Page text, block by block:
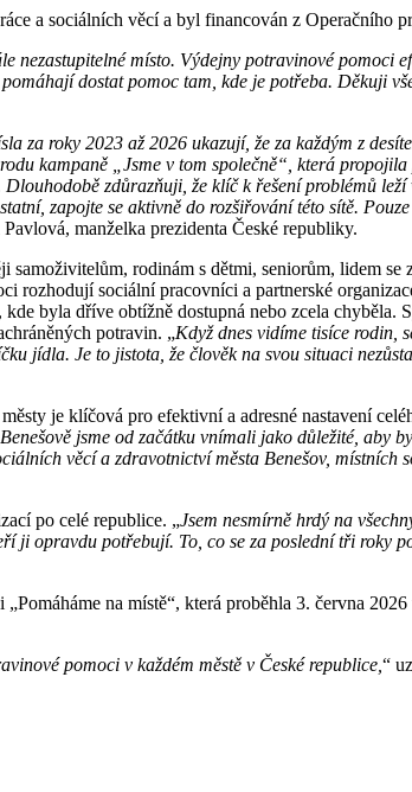
a sociálních věcí a byl financován z Operačního
nezastupitelné místo. Výdejny potravinové
dostat pomoc tam, kde je potřeba. Děkuji
za roky 2023 až 2026 ukazují, že za každým z
kampaně „Jsme v tom společně“, která
zdůrazňuji, že klíč k řešení problémů
zapojte se aktivně do rozšiřování této sítě.
manželka prezidenta České republiky.
rodinám s dětmi, seniorům, lidem
sociální pracovníci a partnerské
byla dříve obtížně dostupná nebo zcela chyběla.
potravin. „Když dnes vidíme tisíce rodin,
jídla. Je to jistota, že člověk na svou situaci
je klíčová pro efektivní a adresné nastavení
jsme od začátku vnímali jako důležité, aby
věcí a zdravotnictví města Benešov, místních
po celé republice. „Jsem nesmírně hrdý na
ji opravdu potřebují. To, co se za poslední tři roky
na místě“, která proběhla 3. června
pomoci v každém městě v České republice, “